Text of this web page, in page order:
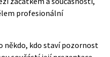
profesionální
někdo, kdo staví pozornost